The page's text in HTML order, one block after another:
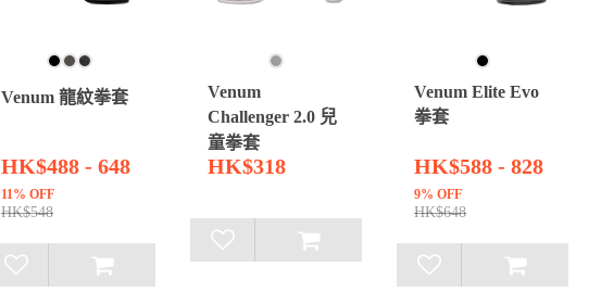
Venum 龍紋拳套
HK$488 - 648
11% OFF
HK$548
Venum
Challenger 2.0 兒
童拳套
HK$318
Venum Elite Evo
拳套
HK$588 - 828
9% OFF
HK$648